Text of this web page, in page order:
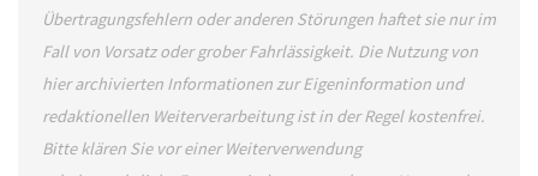
Übertragungsfehlern oder anderen Störungen haftet sie nur im
Fall von Vorsatz oder grober Fahrlässigkeit. Die Nutzung von
hier archivierten Informationen zur Eigeninformation und
redaktionellen Weiterverarbeitung ist in der Regel kostenfrei.
Bitte klären Sie vor einer Weiterverwendung